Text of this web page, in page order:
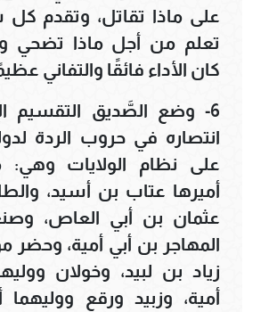
على ماذا تقاتل، وتقدم
تعلم من أجل ماذا تضحي
كان الأداء فائقًا والتفاني عظيمًا
6- وضع الصَّديق التقسيم
انتصاره في حروب الردة
على نظام الولايات وهي:
أميرها عتاب بن أسيد،
عثمان بن أبي العاص،
المهاجر بن أبي أمية، وحضر
زياد بن لبيد، وخولان
أمية، وزبيد ورقع